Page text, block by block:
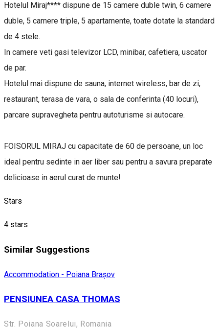
Hotelul Miraj**** dispune de 15 camere duble twin, 6 camere
duble, 5 camere triple, 5 apartamente, toate dotate la standard
de 4 stele.
In camere veti gasi televizor LCD, minibar, cafetiera, uscator
de par.
Hotelul mai dispune de sauna, internet wireless, bar de zi,
restaurant, terasa de vara, o sala de conferinta (40 locuri),
parcare supravegheta pentru autoturisme si autocare.
FOISORUL MIRAJ cu capacitate de 60 de persoane, un loc
ideal pentru sedinte in aer liber sau pentru a savura preparate
delicioase in aerul curat de munte!
Stars
4 stars
Similar Suggestions
Accommodation - Poiana Brașov
PENSIUNEA CASA THOMAS
Str. Poiana Soarelui, Romania